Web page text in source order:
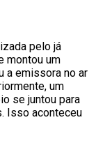
pelo já
montou um
a emissora no ar
um
se juntou para
Isso aconteceu